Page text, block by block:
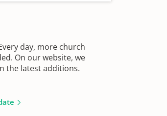
day, more church
On our website, we
the latest additions.